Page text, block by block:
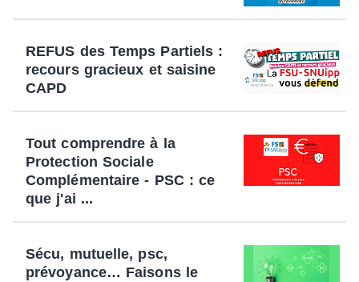
REFUS des Temps Partiels :
recours gracieux et saisine
CAPD
Tout comprendre à la
Protection Sociale
Complémentaire - PSC : ce
que j'ai ...
Sécu, mutuelle, psc,
prévoyance… Faisons le